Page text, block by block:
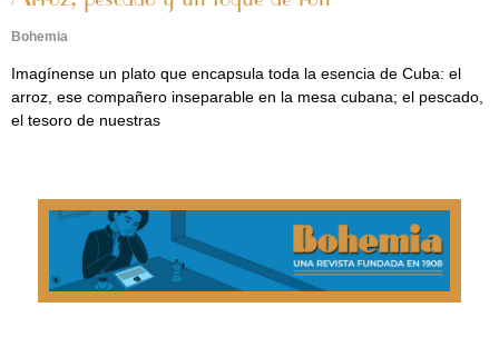
Bohemia
Imagínense un plato que encapsula toda la esencia de Cuba: el
arroz, ese compañero inseparable en la mesa cubana; el pescado,
el tesoro de nuestras